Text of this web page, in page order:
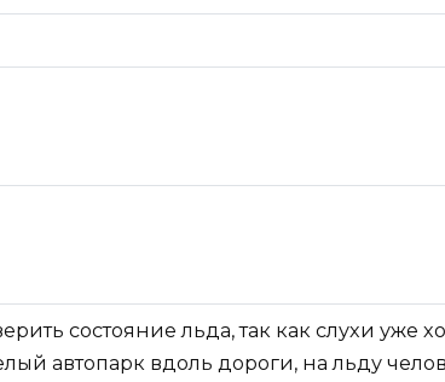
состояние льда, так как слухи уже
автопарк вдоль дороги, на льду